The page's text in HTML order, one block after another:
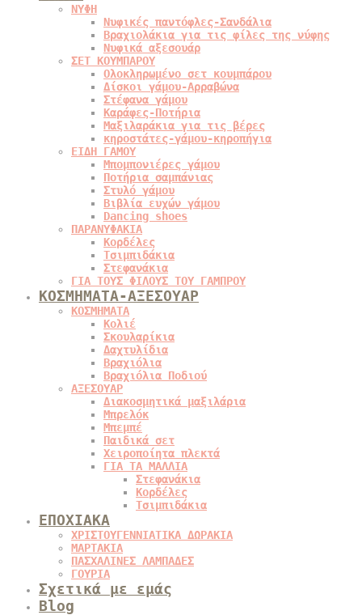
ΝΥΦΗ
Νυφικές παντόφλες-Σανδάλια
Βραχιολάκια για τις φίλες της νύφης
Νυφικά αξεσουάρ
ΣΕΤ ΚΟΥΜΠΑΡΟΥ
Ολοκληρωμένο σετ κουμπάρου
Δίσκοι γάμου-Αρραβώνα
Στέφανα γάμου
Καράφες-Ποτήρια
Μαξιλαράκια για τις βέρες
κηροστάτες-γάμου-κηροπήγια
ΕΙΔΗ ΓΑΜΟΥ
Μπομπονιέρες γάμου
Ποτήρια σαμπάνιας
Στυλό γάμου
Βιβλία ευχών γάμου
Dancing shoes
ΠΑΡΑΝΥΦΑΚΙΑ
Κορδέλες
Τσιμπιδάκια
Στεφανάκια
ΓΙΑ ΤΟΥΣ ΦΙΛΟΥΣ ΤΟΥ ΓΑΜΠΡΟΥ
ΚΟΣΜΗΜΑΤΑ-ΑΞΕΣΟΥΑΡ
ΚΟΣΜΗΜΑΤΑ
Κολιέ
Σκουλαρίκια
Δαχτυλίδια
Βραχιόλια
Βραχιόλια Ποδιού
ΑΞΕΣΟΥΑΡ
Διακοσμητικά μαξιλάρια
Μπρελόκ
Μπεμπέ
Παιδικά σετ
Χειροποίητα πλεκτά
ΓΙΑ ΤΑ ΜΑΛΛΙΑ
Στεφανάκια
Κορδέλες
Τσιμπιδάκια
ΕΠΟΧΙΑΚΑ
ΧΡΙΣΤΟΥΓΕΝΝΙΑΤΙΚΑ ΔΩΡΑΚΙΑ
ΜΑΡΤΑΚΙΑ
ΠΑΣΧΑΛΙΝΕΣ ΛΑΜΠΑΔΕΣ
ΓΟΥΡΙΑ
Σχετικά με εμάς
Blog